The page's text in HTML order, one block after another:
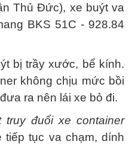
Thủ Đức), xe buýt va
BKS 51C - 928.84
bị trầy xước, bể kính.
không chịu mức bồi
ra nên lái xe bỏ đi.
truy đuổi xe container
tục va chạm, dính